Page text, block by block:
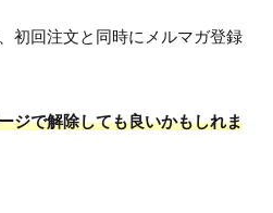
初回注文と同時にメルマガ登録
ジで解除しても良いかもしれま